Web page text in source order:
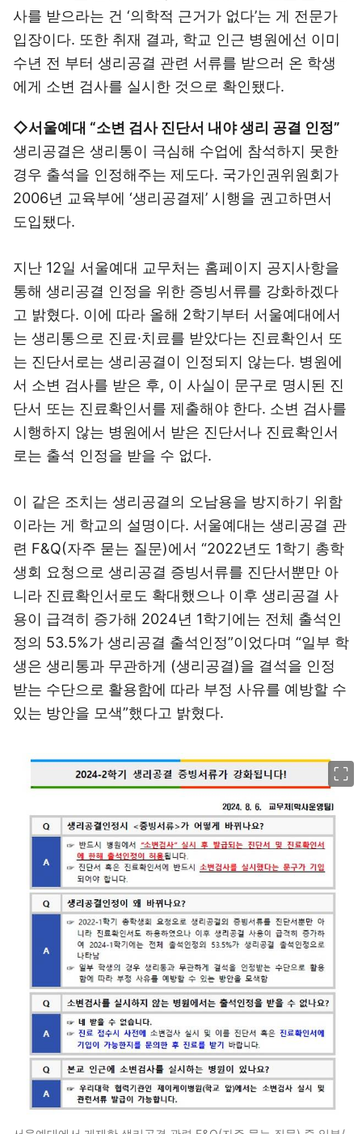
사를 받으라는 건 ‘의학적 근거가 없다’는 게 전문가
입장이다. 또한 취재 결과, 학교 인근 병원에선 이미
수년 전 부터 생리공결 관련 서류를 받으러 온 학생
에게 소변 검사를 실시한 것으로 확인됐다.
◇서울예대 “소변 검사 진단서 내야 생리 공결 인정”
생리공결은 생리통이 극심해 수업에 참석하지 못한
경우 출석을 인정해주는 제도다. 국가인권위원회가
2006년 교육부에 ‘생리공결제’ 시행을 권고하면서
도입됐다.
지난 12일 서울예대 교무처는 홈페이지 공지사항을
통해 생리공결 인정을 위한 증빙서류를 강화하겠다
고 밝혔다. 이에 따라 올해 2학기부터 서울예대에서
는 생리통으로 진료·치료를 받았다는 진료확인서 또
는 진단서로는 생리공결이 인정되지 않는다. 병원에
서 소변 검사를 받은 후, 이 사실이 문구로 명시된 진
단서 또는 진료확인서를 제출해야 한다. 소변 검사를
시행하지 않는 병원에서 받은 진단서나 진료확인서
로는 출석 인정을 받을 수 없다.
이 같은 조치는 생리공결의 오남용을 방지하기 위함
이라는 게 학교의 설명이다. 서울예대는 생리공결 관
련 F&Q(자주 묻는 질문)에서 “2022년도 1학기 총학
생회 요청으로 생리공결 증빙서류를 진단서뿐만 아
니라 진료확인서로도 확대했으나 이후 생리공결 사
용이 급격히 증가해 2024년 1학기에는 전체 출석인
정의 53.5%가 생리공결 출석인정”이었다며 “일부 학
생은 생리통과 무관하게 (생리공결)을 결석을 인정
받는 수단으로 활용함에 따라 부정 사유를 예방할 수
있는 방안을 모색”했다고 밝혔다.